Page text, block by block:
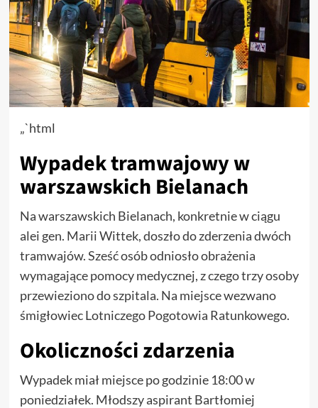
„`html
Wypadek tramwajowy w
warszawskich Bielanach
Na warszawskich Bielanach, konkretnie w ciągu
alei gen. Marii Wittek, doszło do zderzenia dwóch
tramwajów. Sześć osób odniosło obrażenia
wymagające pomocy medycznej, z czego trzy osoby
przewieziono do szpitala. Na miejsce wezwano
śmigłowiec Lotniczego Pogotowia Ratunkowego.
Okoliczności zdarzenia
Wypadek miał miejsce po godzinie 18:00 w
poniedziałek. Młodszy aspirant Bartłomiej